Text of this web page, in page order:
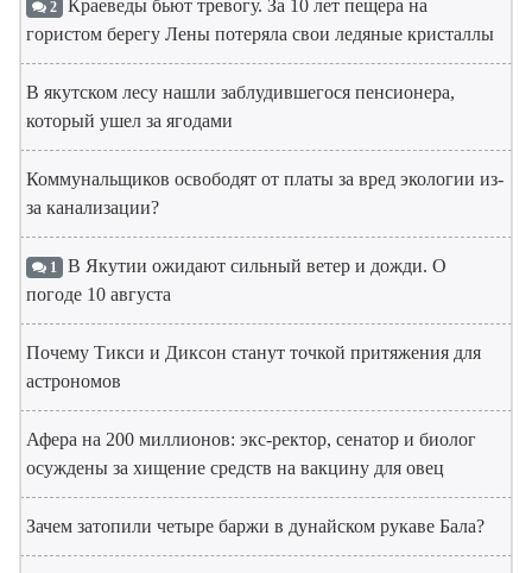
2
Краеведы бьют тревогу. За 10 лет пещера на
гористом берегу Лены потеряла свои ледяные кристаллы
В якутском лесу нашли заблудившегося пенсионера,
который ушел за ягодами
Коммунальщиков освободят от платы за вред экологии из-
за канализации?
1 В Якутии ожидают сильный ветер и дожди. О
погоде 10 августа
Почему Тикси и Диксон станут точкой притяжения для
астрономов
Афера на 200 миллионов: экс-ректор, сенатор и биолог
осуждены за хищение средств на вакцину для овец
Зачем затопили четыре баржи в дунайском рукаве Бала?